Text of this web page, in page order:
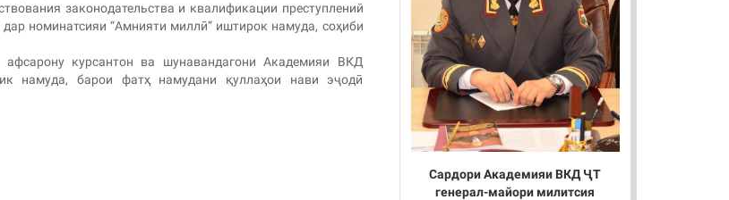
законодательства и квалификации преступлений
номинатсияи “Амнияти миллӣ” иштирок намуда, соҳиби
курсантон ва шунавандагони Академияи ВКД
намуда, барои фатҳ намудани қуллаҳои нави эҷодӣ
Сардори Академияи ВКД ҶТ
генерал-майори милитсия